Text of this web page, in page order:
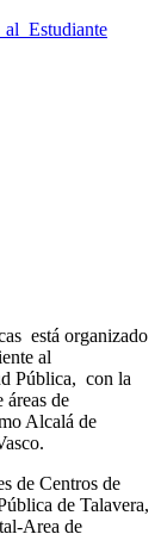
Estudiante
está organizado
al
Pública, con la
de
Alcalá de
de Centros de
de Talavera,
Area de